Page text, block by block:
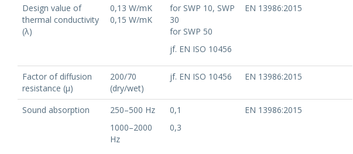
Design value of
thermal conductivity
(λ)
0,13 W/mK
0,15 W/mK
for SWP 10, SWP
30
for SWP 50
jf. EN ISO 10456
EN 13986:2015
Factor of diffusion
resistance (μ)
200/70
(dry/wet)
jf. EN ISO 10456 EN 13986:2015
Sound absorption
250–500 Hz
1000–2000
Hz
0,1
0,3
EN 13986:2015